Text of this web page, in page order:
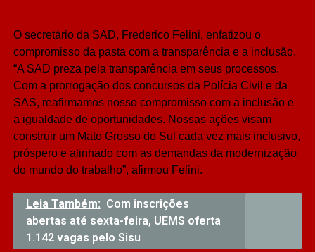
O secretário da SAD, Frederico Felini, enfatizou o
compromisso da pasta com a transparência e a inclusão.
“A SAD preza pela transparência em seus processos.
Com a prorrogação dos concursos da Polícia Civil e da
SAS, reafirmamos nosso compromisso com a inclusão e
a igualdade de oportunidades. Nossas ações visam
construir um Mato Grosso do Sul cada vez mais inclusivo,
próspero e alinhado com as demandas da modernização
do mundo do trabalho”, afirmou Felini.
Leia Também: Com inscrições
abertas até sexta-feira, UEMS oferta
1.142 vagas pelo Sisu